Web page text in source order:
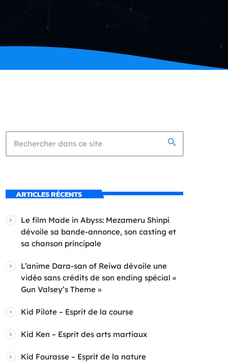
search
ARTICLES RÉCENTS
Le film Made in Abyss: Mezameru Shinpi
dévoile sa bande-annonce, son casting et
sa chanson principale
L’anime Dara-san of Reiwa dévoile une
vidéo sans crédits de son ending spécial «
Gun Valsey’s Theme »
Kid Pilote – Esprit de la course
Kid Ken – Esprit des arts martiaux
Kid Fourasse – Esprit de la nature